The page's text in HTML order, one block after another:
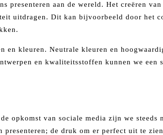
presenteren aan de wereld. Het creëren
uitdragen. Dit kan bijvoorbeeld door het
kleuren. Neutrale kleuren en
en kwaliteitsstoffen kunnen we
opkomst van sociale media zijn we steeds
de druk om er perfect uit te